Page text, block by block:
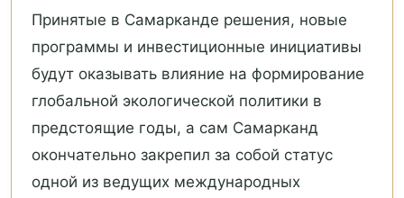
Принятые в Самарканде решения, новые
программы и инвестиционные инициативы
будут оказывать влияние на формирование
глобальной экологической политики в
предстоящие годы, а сам Самарканд
окончательно закрепил за собой статус
одной из ведущих международных